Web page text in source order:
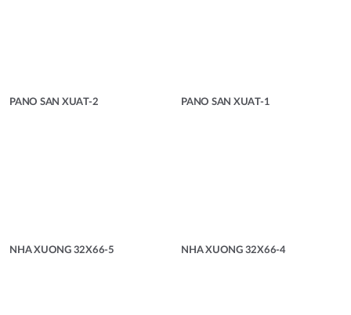
PANO SAN XUAT-2 PANO SAN XUAT-1
NHA XUONG 32X66-5 NHA XUONG 32X66-4